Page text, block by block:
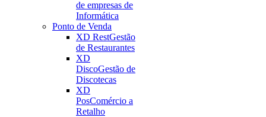
de empresas de
Informática
Ponto de Venda
XD RestGestão
de Restaurantes
XD
DiscoGestão de
Discotecas
XD
PosComércio a
Retalho